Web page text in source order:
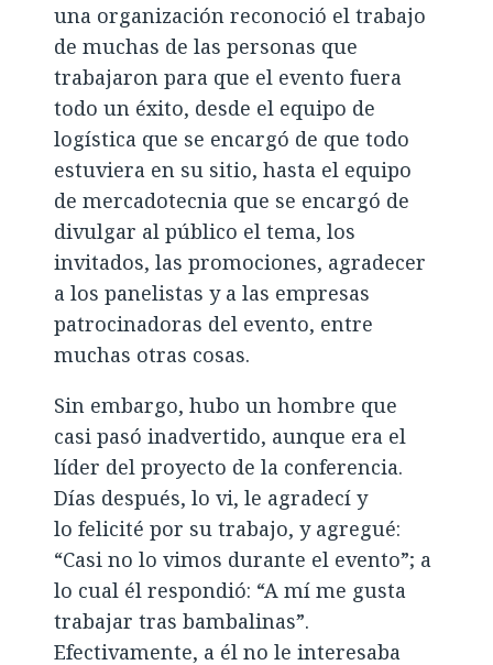
una organización reconoció el trabajo
de muchas de las personas que
trabajaron para que el evento fuera
todo un éxito, desde el equipo de
logística que se encargó de que todo
estuviera en su sitio, hasta el equipo
de mercadotecnia que se encargó de
divulgar al público el tema, los
invitados, las promociones, agradecer
a los panelistas y a las empresas
patrocinadoras del evento, entre
muchas otras cosas.
Sin embargo, hubo un hombre que
casi pasó inadvertido, aunque era el
líder del proyecto de la conferencia.
Días después, lo vi, le agradecí y
lo felicité por su trabajo, y agregué:
“Casi no lo vimos durante el evento”; a
lo cual él respondió: “A mí me gusta
trabajar tras bambalinas”.
Efectivamente, a él no le interesaba